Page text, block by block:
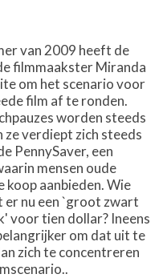
van 2009 heeft de
filmmaakster Miranda
om het scenario voor
film af te ronden.
worden steeds
ze verdiept zich steeds
PennySaver, een
mensen oude
koop aanbieden. Wie
er nu een `groot zwart
voor tien dollar? Ineens
om dat uit te
zich te concentreren